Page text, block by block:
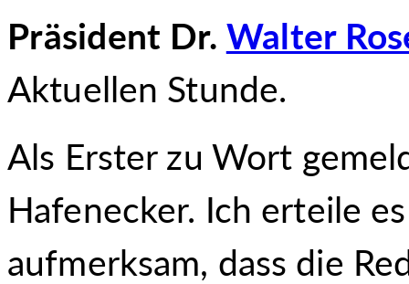
Präsident Dr. Walter
Aktuellen Stunde.
Als Erster zu Wort
Hafenecker. Ich erteile
aufmerksam, dass die